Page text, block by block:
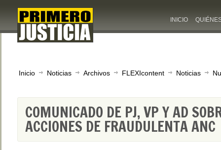
INICIO
Inicio Noticias Archivos FLEXIcontent Noticias
COMUNICADO DE PJ, VP Y AD
ACCIONES DE FRAUDULENTA ANC